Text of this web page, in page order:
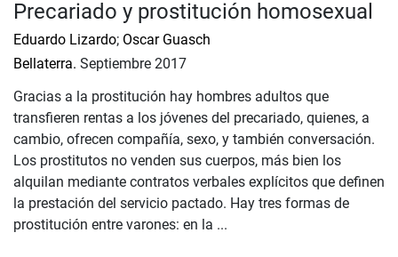
Precariado y prostitución homosexual
Eduardo Lizardo; Oscar Guasch
Bellaterra. Septiembre 2017
Gracias a la prostitución hay hombres adultos que
transfieren rentas a los jóvenes del precariado, quienes, a
cambio, ofrecen compañía, sexo, y también conversación.
Los prostitutos no venden sus cuerpos, más bien los
alquilan mediante contratos verbales explícitos que definen
la prestación del servicio pactado. Hay tres formas de
prostitución entre varones: en la ...